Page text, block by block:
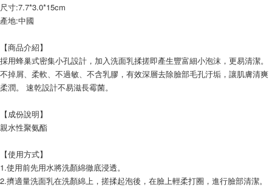
尺寸:7.7*3.0*15cm
產地:中國
【商品介紹】
採用蜂巢式密集小孔設計，加入洗面乳揉搓即產生豐富細小泡沫，更易清潔。
不掉屑、柔軟、不過敏、不含乳膠，有效深層去除臉部毛孔汙垢，讓肌膚清爽
柔潤。 速乾設計不易滋長霉菌。
【成份說明】
親水性聚氨酯
【使用方式】
1.使用前先用水將洗顏綿徹底浸透。
2.擠適量洗面乳在洗顏綿上，搓揉起泡後，在臉上輕柔打圈，進行臉部清潔。